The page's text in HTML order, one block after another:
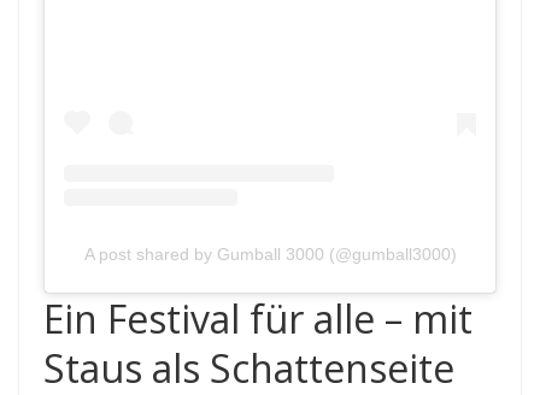
A post shared by Gumball 3000 (@gumball3000)
Ein Festival für alle – mit
Staus als Schattenseite